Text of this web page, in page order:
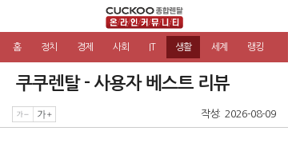
홈 정치 경제 사회 IT 생활 세계 랭킹
쿠쿠렌탈 - 사용자 베스트 리뷰
작성: 2026-08-09